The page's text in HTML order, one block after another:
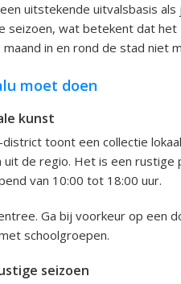
uitstekende uitvalsbasis
seizoen, wat betekent dat
in en rond de stad niet
moet doen
kunst
toont een collectie
de regio. Het is een rustige
van 10:00 tot 18:00 uur.
Ga bij voorkeur op een
schoolgroepen.
seizoen